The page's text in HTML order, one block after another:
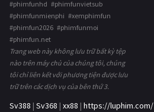
#phimfunhd #phimfunvietsub
#phimfunmienphi #xemphimfun
#phimfun2026 #phimfunmoi
#phimfun.net
Trang web này không lưu trữ bất kỳ tệp
nào trên máy chủ của chúng tôi, chúng
tôi chỉ liên kết với phương tiện được lưu
trữ trên các dịch vụ của bên thứ 3.
Sv388 | Sv368 | xx88 | https://luphim.com/